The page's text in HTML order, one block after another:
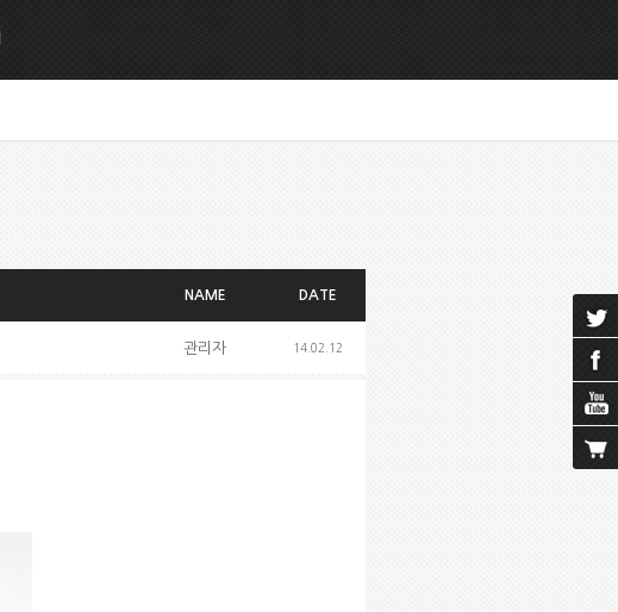
NAME DATE
관리자 14.02.12